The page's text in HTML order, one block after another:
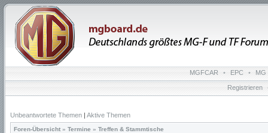
MGFCAR • EPC • MG
Registrieren
Unbeantwortete Themen | Aktive Themen
Foren-Übersicht » Termine » Treffen & Stammtische